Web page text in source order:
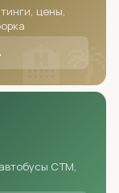
цены,
🏨🌴
CTM,